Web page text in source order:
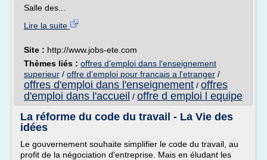
Salle des...
Lire la suite
Site : http://www.jobs-ete.com
Thèmes liés : offres d'emploi dans l'enseignement
superieur / offre d'emploi pour francais a l'etranger /
offres d'emploi dans l'enseignement / offres
d'emploi dans l'accueil / offre d emploi l equipe
La réforme du code du travail - La Vie des
idées
Le gouvernement souhaite simplifier le code du travail, au
profit de la négociation d'entreprise. Mais en éludant les